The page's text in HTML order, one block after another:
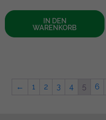
IN DEN
WARENKORB
← 1 2 3 4 5 6